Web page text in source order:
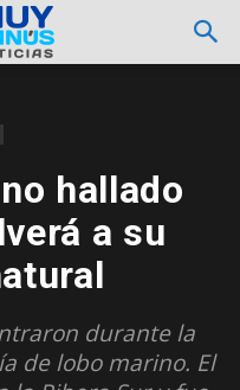
hallado
a su
durante la
de lobo marino. El